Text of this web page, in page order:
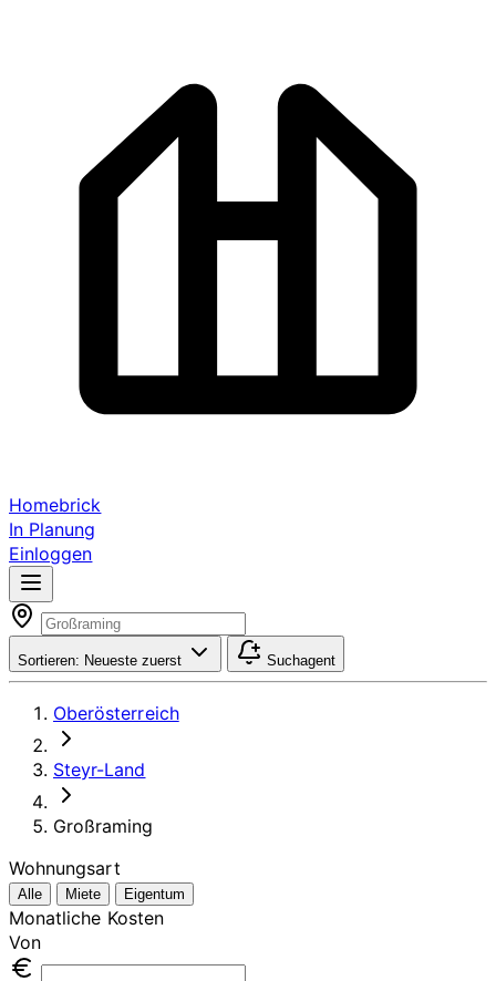
Homebrick
In Planung
Einloggen
Sortieren: Neueste zuerst Suchagent
Oberösterreich
Steyr-Land
Großraming
Wohnungsart
Alle Miete Eigentum
Monatliche Kosten
Von